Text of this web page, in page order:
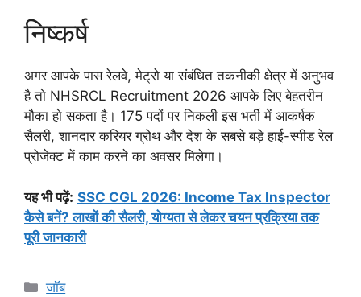
निष्कर्ष
अगर आपके पास रेलवे, मेट्रो या संबंधित तकनीकी क्षेत्र में अनुभव
है तो NHSRCL Recruitment 2026 आपके लिए बेहतरीन
मौका हो सकता है। 175 पदों पर निकली इस भर्ती में आकर्षक
सैलरी, शानदार करियर ग्रोथ और देश के सबसे बड़े हाई-स्पीड रेल
प्रोजेक्ट में काम करने का अवसर मिलेगा।
यह भी पढ़ें: SSC CGL 2026: Income Tax Inspector
कैसे बनें? लाखों की सैलरी, योग्यता से लेकर चयन प्रक्रिया तक
पूरी जानकारी
Categories
जॉब